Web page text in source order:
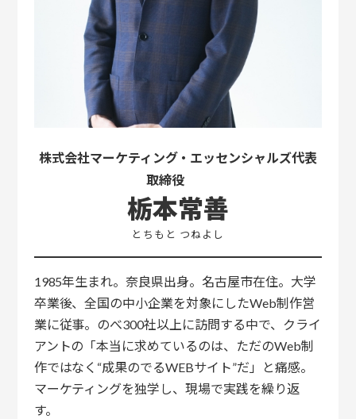
株式会社マーケティング・エッセンシャルズ代表
取締役
栃本常善
とちもと つねよし
1985年生まれ。奈良県出身。名古屋市在住。 大学
卒業後、全国の中小企業を対象にしたWeb制作営
業に従事。のべ300社以上に訪問する中で、クライ
アントの「本当に求めているのは、ただのWeb制
作ではなく“成果のでるWEBサイト”だ」と痛感。
マーケティングを独学し、現場で実践を繰り返
す。